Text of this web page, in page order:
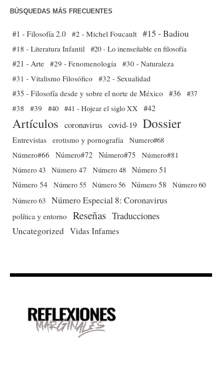
BÚSQUEDAS MÁS FRECUENTES
#1 - Filosofía 2.0 #2 - Michel Foucault #15 - Badiou
#18 - Literatura Infantil #20 - Lo inenseñable en filosofía
#21 - Arte #29 - Fenomenología
#30 - Naturaleza
#31 - Vitalismo Filosófico
#32 - Sexualidad
#35 - Filosofía desde y sobre el norte de México #36 #37
#38
#39 #40 #41 - Hojear el siglo XX #42
Artículos coronavirus covid-19 Dossier
Entrevistas erotismo y pornografía
Numero#68
Número#66
Número#72 Número#75
Número#81
Número 43 Número 47 Número 48 Número 51
Número 54 Número 55 Número 56 Número 58
Número 60
Número 63 Número Especial 8: Coronavirus
política y entorno Reseñas Traducciones
Uncategorized Vidas Infames